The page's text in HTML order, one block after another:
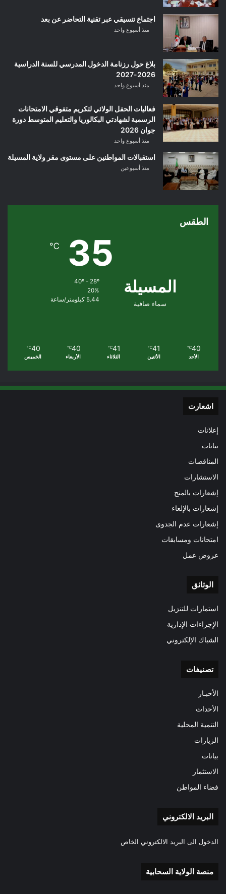
اجتماع تنسيقي عبر تقنية التحاضر عن بعد
منذ أسبوع واحد
بلاغ حول رزنامة الدخول المدرسي للسنة الدراسية
2026-2027
منذ أسبوع واحد
فعاليات الحفل الولائي لتكريم متفوقي الامتحانات
الرسمية لشهادتي البكالوريا والتعليم المتوسط دورة
جوان 2026
منذ أسبوع واحد
استقبالات المواطنين على مستوى مقر ولاية المسيلة
منذ أسبوعين
الطقس
المسيلة
سماء صافية
35
℃
20%
5.44 كيلومتر/ساعة
40
℃
الأحد
41
℃
الأثنين
41
℃
الثلاثاء
40
℃
الأربعاء
40
℃
الخميس
اشعارت
إعلانات
بيانات
المناقصات
الاستشارات
إشعارات بالمنح
إشعارات بالإلغاء
إشعارات عدم الجدوى
امتحانات ومسابقات
عروض عمل
الوثائق
استمارات للتنزيل
الإجراءات الإدارية
الشباك الإلكتروني
تصنيفات
الأخبـار
الأحداث
التنمية المحلية
الزيارات
بيانات
الاستثمار
فضاء المواطن
البريد الالكتروني
الدخول الى البريد الالكتروني الخاص
منصة الولاية السحابية